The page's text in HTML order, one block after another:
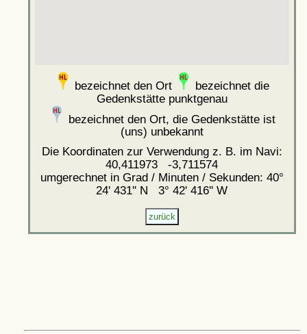
bezeichnet den Ort
bezeichnet die
Gedenkstätte punktgenau
bezeichnet den Ort, die Gedenkstätte ist
(uns) unbekannt
Die Koordinaten zur Verwendung z. B. im Navi:
40,411973 -3,711574
umgerechnet in Grad / Minuten / Sekunden: 40°
24' 431'' N 3° 42' 416'' W